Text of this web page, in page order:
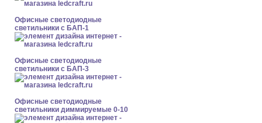
Офисные светодиодные
светильники с БАП-1
Офисные светодиодные
светильники с БАП-3
Офисные светодиодные
светильники диммируемые 0-10